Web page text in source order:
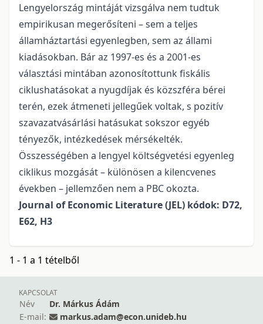
Lengyelország mintáját vizsgálva nem tudtuk
empirikusan megerősíteni – sem a teljes
államháztartási egyenlegben, sem az állami
kiadásokban. Bár az 1997-es és a 2001-es
választási mintában azonosítottunk fiskális
ciklushatásokat a nyugdíjak és közszféra bérei
terén, ezek átmeneti jellegűek voltak, s pozitív
szavazatvásárlási hatásukat sokszor egyéb
tényezők, intézkedések mérsékelték.
Összességében a lengyel költségvetési egyenleg
ciklikus mozgását – különösen a kilencvenes
években – jellemzően nem a PBC okozta.
Journal of Economic Literature (JEL) kódok: D72,
E62, H3
1 - 1 a 1 tételből
KAPCSOLAT
Név
Dr. Márkus Ádám
E-mail:
markus.adam@econ.unideb.hu